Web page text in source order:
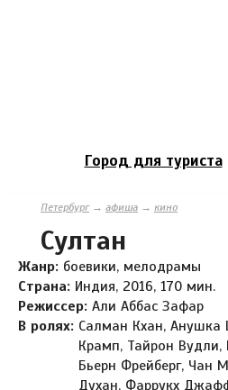
Город для туриста
Петербург→ афиша → кино
Султан
Жанр: боевики, мелодрамы
Страна: Индия, 2016, 170 мин.
Режиссер: Али Аббас Зафар
В ролях: Салман Кхан,
Крамп, Тайрон Вудли,
Бьерн Фрейберг, Чан
Духан, Фаррукх